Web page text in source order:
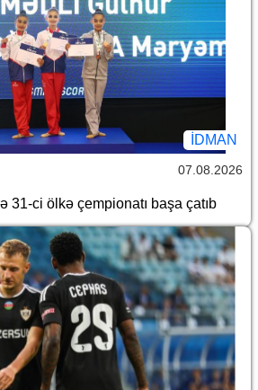
İDMAN
07.08.2026
31-ci ölkə çempionatı başa çatıb